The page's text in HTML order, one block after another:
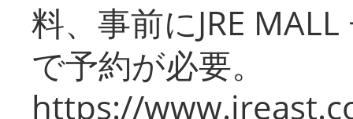
料、事前にJRE
で予約が必要。
https://